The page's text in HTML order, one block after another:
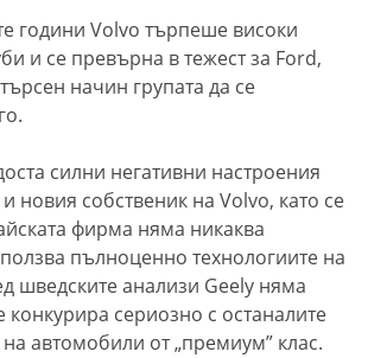
години Volvo търпеше високи
и се превърна в тежест за Ford,
начин групата да се
силни негативни настроения
новия собственик на Volvo, като се
фирма няма никаква
пълноценно технологиите на
шведските анализи Geely няма
конкурира сериозно с останалите
автомобили от „премиум” клас.